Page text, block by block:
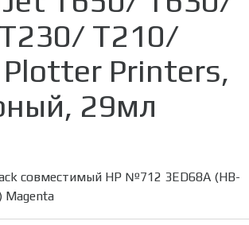
T210/
Printers,
29мл
совместимый HP №712 3ED68A (HB-